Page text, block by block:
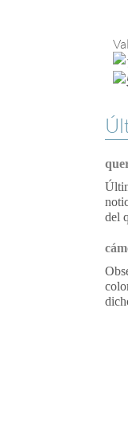
del